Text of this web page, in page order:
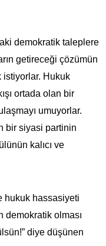
demokratik taleplere
getireceği çözümün
istiyorlar. Hukuk
ortada olan bir
umuyorlar.
bir siyasi partinin
kalıcı ve
hukuk hassasiyeti
demokratik olması
diye düşünen